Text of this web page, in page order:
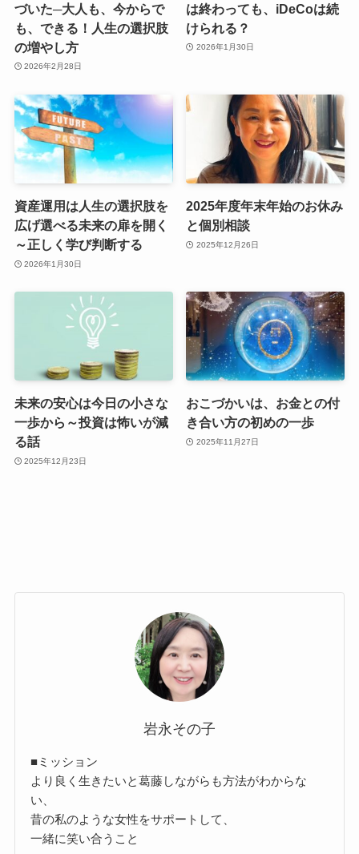
づいた─大人も、今からで
も、できる！人生の選択肢
の増やし方
2026年2月28日
は終わっても、iDeCoは続
けられる？
2026年1月30日
資産運用は人生の選択肢を
広げ選べる未来の扉を開く
～正しく学び判断する
2026年1月30日
2025年度年末年始のお休み
と個別相談
2025年12月26日
未来の安心は今日の小さな
一歩から～投資は怖いが減
る話
2025年12月23日
おこづかいは、お金との付
き合い方の初めの一歩
2025年11月27日
岩永その子
■ミッション
より良く生きたいと葛藤しながらも方法がわからな
い、
昔の私のような女性をサポートして、
一緒に笑い合うこと